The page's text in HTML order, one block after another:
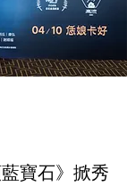
寶石》掀秀